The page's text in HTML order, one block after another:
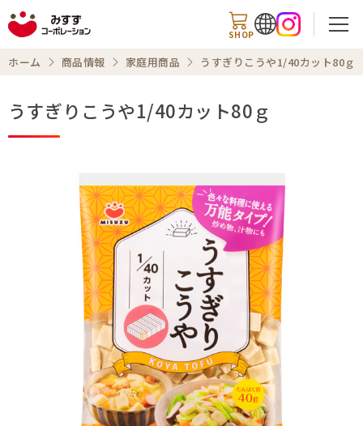
SHOP
知る・楽しむ
ホーム 商品情報 家庭用商品 うすぎりこうや1/40カット80ｇ
うすぎりこうや1/40カット80ｇ